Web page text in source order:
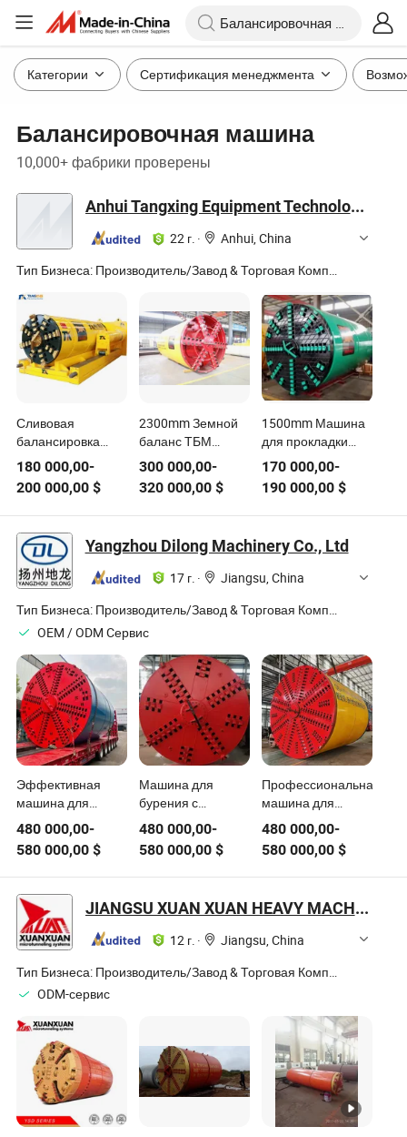
Категории Сертификация менеджмента
Балансировочная машина
10,000+ фабрики проверены
Anhui Tangxing Equipment Technology Co., Ltd.
22 г. ·
Anhui, China
Тип Бизнеса:
Производитель/Завод & Торговая Компания
Сливовая
балансировка
Spb600mm
Машина для
микротуннелирования
180 000,00-
200 000,00 $
2300mm Земной
баланс ТБМ
(туннельный
буровой станок)
300 000,00-
320 000,00$
1500mm Машина
для прокладки
труб методом
шламового
балансирования
170 000,00-
190 000,00$
Yangzhou Dilong Machinery Co., Ltd
17 г. ·
Jiangsu, China
Тип Бизнеса:
Производитель/Завод & Торговая Компания
OEM / ODM Cервис
Эффективная
машина для
микротуннелирования
с балансом
шлама для
дальних
подземных
муниципальных
трубопроводных
работ
480 000,00-
580 000,00 $
Машина для
бурения с
балансировкой
давления в грязи,
предназначенная
для тяжелых
эксплуатации, с
системой
балансировки
шлама
480 000,00-
580 000,00$
Профессиональная
машина для
балансировки
шлама с
прокладкой труб
для строительства
туннелей
480 000,00-
580 000,00$
JIANGSU XUAN XUAN HEAVY MACHINERY CO., LTD.
12 г. ·
Jiangsu, China
Тип Бизнеса:
Производитель/Завод & Торговая Компания
ODM-сервис